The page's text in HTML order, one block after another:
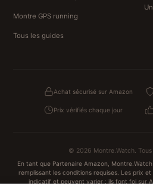
Montre GPS running
Tous les guides
Achat sécurisé sur Amazon
Prix vérifiés chaque jour
© 2026 Montre.Watch.
En tant que Partenaire Amazon,
remplissant les conditions requises. Les prix
indicatif et peuvent varier ; ils font foi sur